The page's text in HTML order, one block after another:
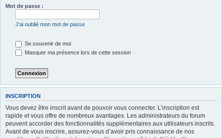
Mot de passe :
J’ai oublié mon mot de passe
Se souvenir de moi
Masquer ma présence lors de cette session
INSCRIPTION
Vous devez être inscrit avant de pouvoir vous connecter. L’inscription est
rapide et vous offre de nombreux avantages. Les administrateurs du forum
peuvent accorder des fonctionnalités supplémentaires aux utilisateurs inscrits.
Avant de vous inscrire, assurez-vous d’avoir pris connaissance de nos